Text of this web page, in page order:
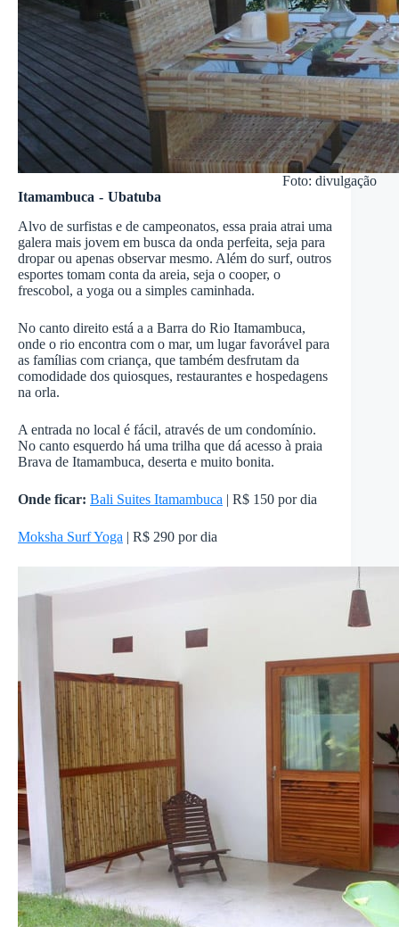
Foto: divulgação
Itamambuca - Ubatuba
Alvo de surfistas e de campeonatos, essa praia atrai uma
galera mais jovem em busca da onda perfeita, seja para
dropar ou apenas observar mesmo. Além do surf, outros
esportes tomam conta da areia, seja o cooper, o
frescobol, a yoga ou a simples caminhada.
No canto direito está a a Barra do Rio Itamambuca,
onde o rio encontra com o mar, um lugar favorável para
as famílias com criança, que também desfrutam da
comodidade dos quiosques, restaurantes e hospedagens
na orla.
A entrada no local é fácil, através de um condomínio.
No canto esquerdo há uma trilha que dá acesso à praia
Brava de Itamambuca, deserta e muito bonita.
Onde ficar: Bali Suites Itamambuca | R$ 150 por dia
Moksha Surf Yoga | R$ 290 por dia